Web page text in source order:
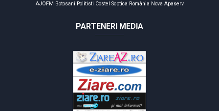
AJOFM Botosani Politisti Costel Soptica România Nova Apaserv
PARTENERI MEDIA